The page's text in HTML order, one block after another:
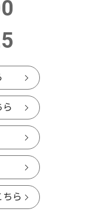
ら
ら